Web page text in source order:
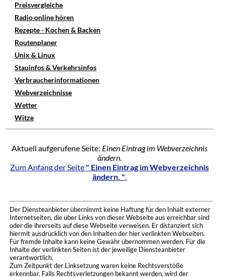
Preisvergleiche
Radio online hören
Rezepte - Kochen & Backen
Routenplaner
Unix & Linux
Stauinfos & Verkehrsinfos
Verbraucherinformationen
Webverzeichnisse
Wetter
Witze
Aktuell aufgerufene Seite: Einen Eintrag im Webverzeichnis
ändern.
Zum Anfang der Seite " Einen Eintrag im Webverzeichnis
ändern. ".
Der Diensteanbieter übernimmt keine Haftung für den Inhalt externer
Internetseiten, die über Links von dieser Webseite aus erreichbar sind
oder die ihrerseits auf diese Webseite verweisen. Er distanziert sich
hiermit ausdrücklich von den Inhalten der hier verlinkten Webseiten.
Für fremde Inhalte kann keine Gewähr übernommen werden. Für die
Inhalte der verlinkten Seiten ist der jeweilige Diensteanbieter
verantwortlich.
Zum Zeitpunkt der Linksetzung waren keine Rechtsverstöße
erkennbar. Falls Rechtsverletzungen bekannt werden, wird der